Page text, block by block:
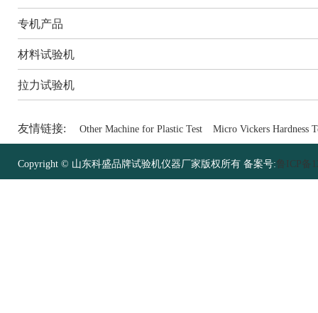
专机产品
材料试验机
拉力试验机
友情链接: Other Machine for Plastic Test Micro Vickers Hardness
Copyright © 山东科盛品牌试验机仪器厂家版权所有 备案号:鲁ICP备